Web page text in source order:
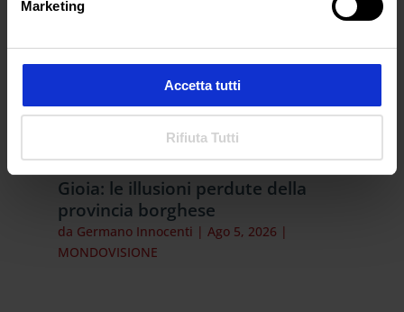
Marketing
Accetta tutti
Rifiuta Tutti
Gioia: le illusioni perdute della
provincia borghese
da Germano Innocenti | Ago 5, 2026 |
MONDOVISIONE